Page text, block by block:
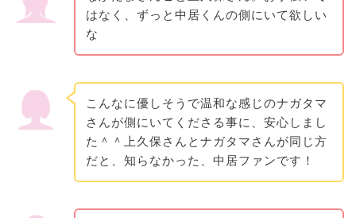
はなく、ずっと中居くんの側にいて欲しい
な
こんなに優しそうで温和な感じのナガタマ
さんが側にいてくださる事に、安心しまし
た＾＾上久保さんとナガタマさんが同じ方
だと、知らなかった、中居ファンです！